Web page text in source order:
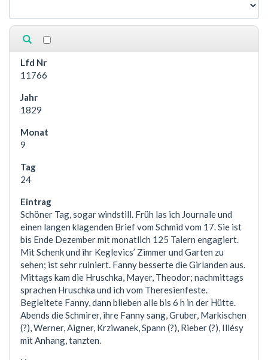
11766
1829
9
24
Schöner Tag, sogar windstill. Früh las ich Journale und
einen langen klagenden Brief vom Schmid vom 17. Sie ist
bis Ende Dezember mit monatlich 125 Talern engagiert.
Mit Schenk und ihr Keglevics’ Zimmer und Garten zu
sehen; ist sehr ruiniert. Fanny besserte die Girlanden aus.
Mittags kam die Hruschka, Mayer, Theodor; nachmittags
sprachen Hruschka und ich vom Theresienfeste.
Begleitete Fanny, dann blieben alle bis 6 h in der Hütte.
Abends die Schmirer, ihre Fanny sang, Gruber, Markischen
(?), Werner, Aigner, Krziwanek, Spann (?), Rieber (?), Illésy
mit Anhang, tanzten.